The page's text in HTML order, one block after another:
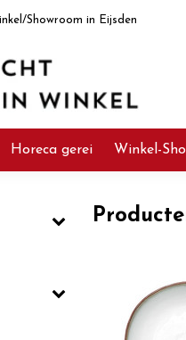
Showroom in Eijsden
Horeca gerei Winkel-